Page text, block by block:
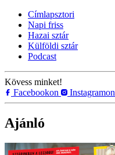
Címlapsztori
Napi friss
Hazai sztár
Külföldi sztár
Podcast
Kövess minket!
Facebookon
Instagramon
Ajánló